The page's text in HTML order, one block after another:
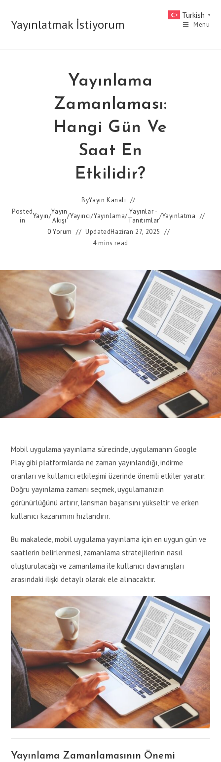
contentYayınlatmak İstiyorum Menu
Yayınlama
Zamanlaması:
Hangi Gün Ve
Saat En
Etkilidir?
ByYayın Kanalı
Posted
in
Yayın/
Yayın
Akışı
/Yayıncı/Yayınlama/
Yayınlar -
Tanıtımlar
/Yayınlatma
0 Yorum
UpdatedHaziran 27, 2025
4 mins read
Mobil uygulama yayınlama sürecinde, uygulamanın Google
Play gibi platformlarda ne zaman yayınlandığı, indirme
oranları ve kullanıcı etkileşimi üzerinde önemli etkiler yaratır.
Doğru yayınlama zamanı seçmek, uygulamanızın
görünürlüğünü artırır, lansman başarısını yükseltir ve erken
kullanıcı kazanımını hızlandırır.
Bu makalede, mobil uygulama yayınlama için en uygun gün ve
saatlerin belirlenmesi, zamanlama stratejilerinin nasıl
oluşturulacağı ve zamanlama ile kullanıcı davranışları
arasındaki ilişki detaylı olarak ele alınacaktır.
Yayınlama Zamanlamasının Önemi
Turkish ▼